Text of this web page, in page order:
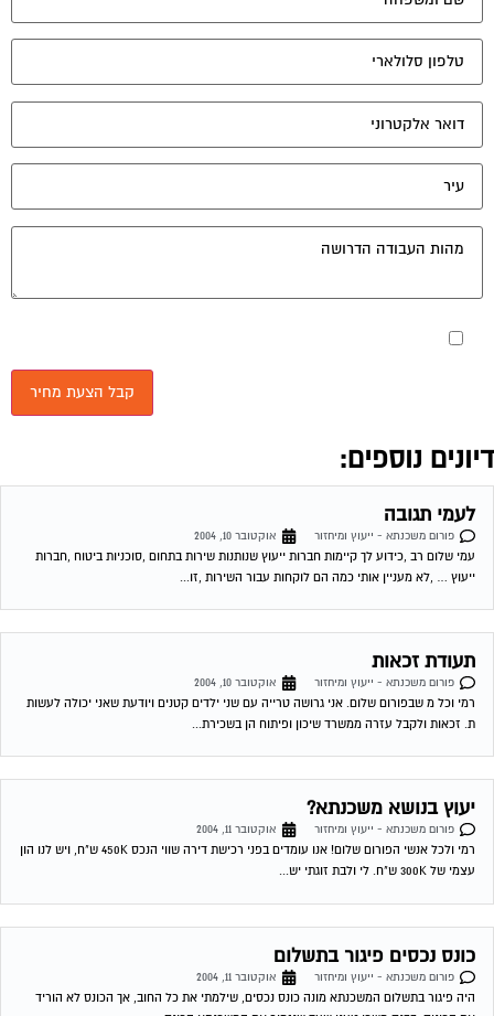
מאשר את תנאי הפרטיות
נוספים:
לעמי תגובה
פורום משכנתא - ייעוץ ומיחזור
רמי וכל מ שבפורום שלום. אני גרושה טרייה עם שני ילדים קטנים ויודעת שאני יכולה לעשות
יעוץ בנושא משכנתא?
פורום משכנתא - ייעוץ ומיחזור
אוקטובר 11, 2004
רמי ולכל אנשי הפורום שלום! אנו עומדים בפני רכישת דירה שווי הנכס 450K ש"ח, ויש לנו הון
עצמי של 300K ש"ח. לי ולבת זוגתי יש...
כונס נכסים פיגור בתשלום
פורום משכנתא - ייעוץ ומיחזור
אוקטובר 11, 2004
היה פיגור בתשלום המשכנתא מונה כונס נכסים, שילמתי את כל החוב, אך הכונס לא הוריד
את הכינוס. בבנק משכן טענו שעד שנגמור את המשכנתא הכונס...
כונס נכסים פיגור בתשלום
פורום משכנתא - ייעוץ ומיחזור
אוקטובר 11, 2004
היה פיגור בתשלום המשכנתא מונה כונס נכסים, שילמתי את כל החוב, אך הכונס לא הוריד
את הכינוס. בבנק משכן טענו שעד שנגמור את המשכנתא הכונס...
מיחזור משכנתא
פורום משכנתא - ייעוץ ומיחזור
אוקטובר 13, 2004
יש לי משכנתא צמודה בריבית קבועה של 5.9 אחוז מלפני כשנה לערך. האם יש אפשרות